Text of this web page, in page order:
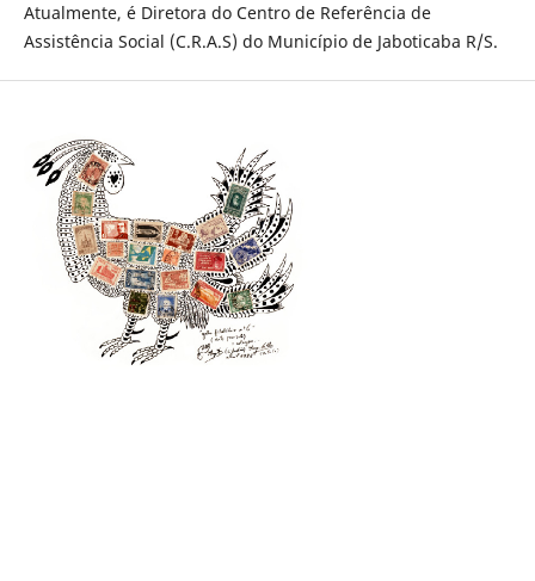
Atualmente, é Diretora do Centro de Referência de
Assistência Social (C.R.A.S) do Município de Jaboticaba R/S.